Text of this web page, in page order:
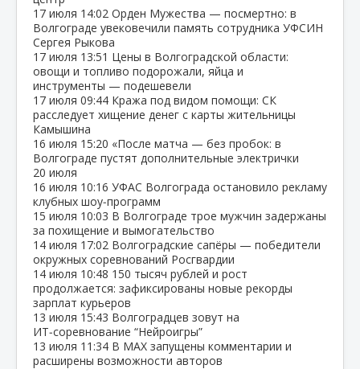
17 июля 14:02 Орден Мужества — посмертно: в
Волгограде увековечили память сотрудника УФСИН
Сергея Рыкова
17 июля 13:51 Цены в Волгоградской области:
овощи и топливо подорожали, яйца и
инструменты — подешевели
17 июля 09:44 Кража под видом помощи: СК
расследует хищение денег с карты жительницы
Камышина
16 июля 15:20 «После матча — без пробок: в
Волгограде пустят дополнительные электрички
20 июля
16 июля 10:16 УФАС Волгограда остановило рекламу
клубных шоу‑программ
15 июля 10:03 В Волгограде трое мужчин задержаны
за похищение и вымогательство
14 июля 17:02 Волгоградские сапёры — победители
окружных соревнований Росгвардии
14 июля 10:48 150 тысяч рублей и рост
продолжается: зафиксированы новые рекорды
зарплат курьеров
13 июля 15:43 Волгоградцев зовут на
ИТ‑соревнование “Нейроигры”
13 июля 11:34 В МАХ запущены комментарии и
расширены возможности авторов